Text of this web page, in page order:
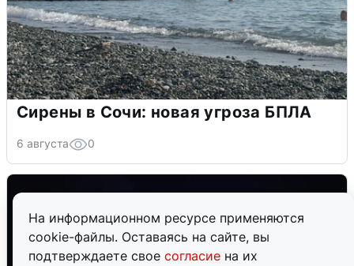
На информационном ресурсе применяются
cookie-файлы. Оставаясь на сайте, вы
подтверждаете свое согласие на их
Сирены в Сочи: новая угроза БПЛА
6 августа 0